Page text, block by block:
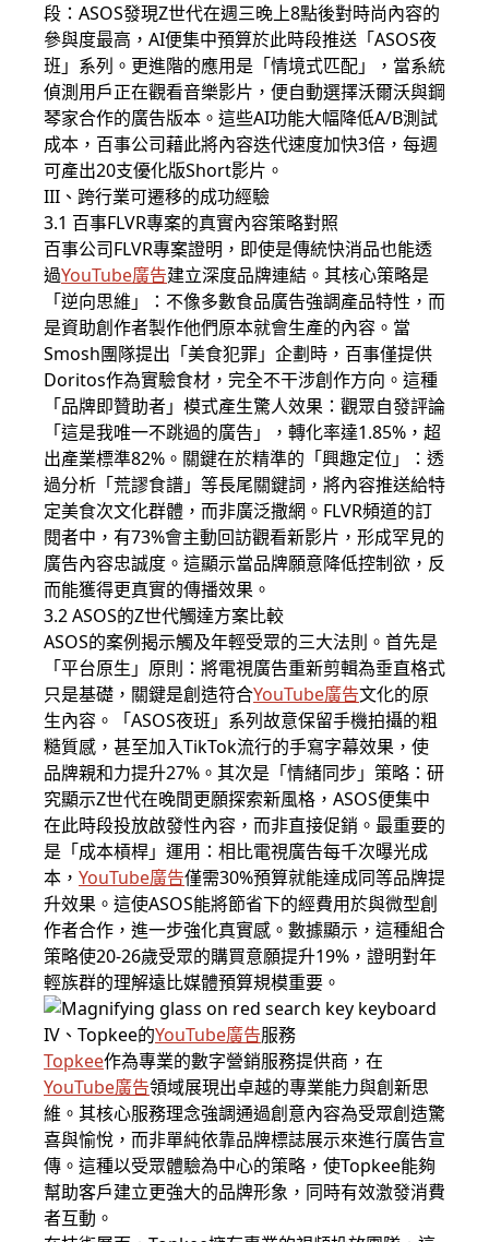
段：ASOS發現Z世代在週三晚上8點後對時尚內容的
參與度最高，AI便集中預算於此時段推送「ASOS夜
班」系列。更進階的應用是「情境式匹配」，當系統
偵測用戶正在觀看音樂影片，便自動選擇沃爾沃與鋼
琴家合作的廣告版本。這些AI功能大幅降低A/B測試
成本，百事公司藉此將內容迭代速度加快3倍，每週
可產出20支優化版Short影片。
III、跨行業可遷移的成功經驗
3.1 百事FLVR專案的真實內容策略對照
百事公司FLVR專案證明，即使是傳統快消品也能透
過YouTube廣告建立深度品牌連結。其核心策略是
「逆向思維」：不像多數食品廣告強調產品特性，而
是資助創作者製作他們原本就會生產的內容。當
Smosh團隊提出「美食犯罪」企劃時，百事僅提供
Doritos作為實驗食材，完全不干涉創作方向。這種
「品牌即贊助者」模式產生驚人效果：觀眾自發評論
「這是我唯一不跳過的廣告」，轉化率達1.85%，超
出產業標準82%。關鍵在於精準的「興趣定位」：透
過分析「荒謬食譜」等長尾關鍵詞，將內容推送給特
定美食次文化群體，而非廣泛撒網。FLVR頻道的訂
閱者中，有73%會主動回訪觀看新影片，形成罕見的
廣告內容忠誠度。這顯示當品牌願意降低控制欲，反
而能獲得更真實的傳播效果。
3.2 ASOS的Z世代觸達方案比較
ASOS的案例揭示觸及年輕受眾的三大法則。首先是
「平台原生」原則：將電視廣告重新剪輯為垂直格式
只是基礎，關鍵是創造符合YouTube廣告文化的原
生內容。「ASOS夜班」系列故意保留手機拍攝的粗
糙質感，甚至加入TikTok流行的手寫字幕效果，使
品牌親和力提升27%。其次是「情緒同步」策略：研
究顯示Z世代在晚間更願探索新風格，ASOS便集中
在此時段投放啟發性內容，而非直接促銷。最重要的
是「成本槓桿」運用：相比電視廣告每千次曝光成
本， YouTube廣告僅需30%預算就能達成同等品牌提
升效果。這使ASOS能將節省下的經費用於與微型創
作者合作，進一步強化真實感。數據顯示，這種組合
策略使20-26歲受眾的購買意願提升19%，證明對年
輕族群的理解遠比媒體預算規模重要。
IV、Topkee的YouTube廣告服務
Topkee作為專業的數字營銷服務提供商，在
YouTube廣告領域展現出卓越的專業能力與創新思
維。其核心服務理念強調通過創意內容為受眾創造驚
喜與愉悅，而非單純依靠品牌標誌展示來進行廣告宣
傳。這種以受眾體驗為中心的策略，使Topkee能夠
幫助客戶建立更強大的品牌形象，同時有效激發消費
者互動。